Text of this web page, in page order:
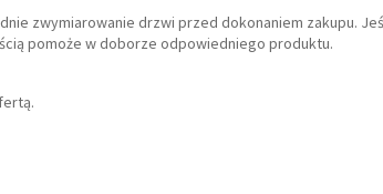
zwymiarowanie drzwi przed dokonaniem zakupu.
pomoże w doborze odpowiedniego produktu.